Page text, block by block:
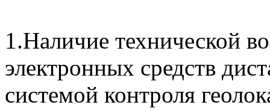
1.Наличие технической
электронных средств
системой контроля